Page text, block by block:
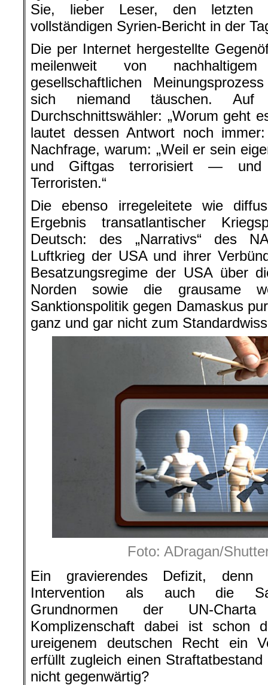
Sie, lieber Leser, den letzten
vollständigen Syrien-Bericht in der
Die per Internet hergestellte
meilenweit von
gesellschaftlichen
sich niemand täuschen.
Durchschnittswähler: „Worum geht
lautet dessen Antwort noch
Nachfrage, warum: „Weil er sein
und Giftgas terrorisiert — und
Terroristen.“
Die ebenso irregeleitete wie
Ergebnis transatlantischer
Deutsch: des „Narrativs“ des
Luftkrieg der USA und ihrer
Besatzungsregime der USA über
Norden sowie die grausame
Sanktionspolitik gegen Damaskus
ganz und gar nicht zum
Foto: ADragan/
Ein gravierendes Defizit, denn
Intervention als auch die
Grundnormen der UN-
Komplizenschaft dabei ist schon
ureigenem deutschen Recht ein
erfüllt zugleich einen
nicht gegenwärtig?